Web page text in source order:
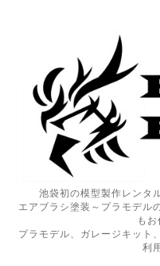
池袋初の模型製作レンタ
エアブラシ塗装～プラモデル
もお
プラモデル、ガレージキット
利